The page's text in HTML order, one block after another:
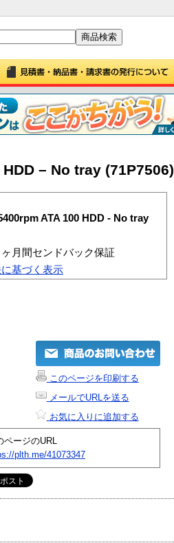
– No tray (71P7506)
ATA 100 HDD - No tray
月間センドバック保証
基づく表示
このページを印刷する
メールでURLを送る
お気に入りに追加する
ページのURL
plth.me/41073347